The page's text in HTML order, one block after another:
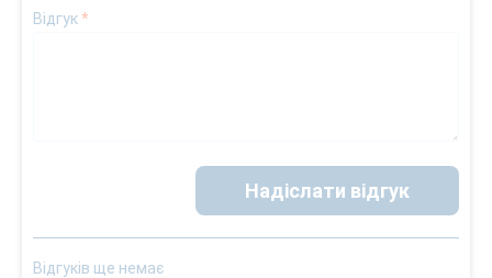
Відгук*
Надіслати відгук
Відгуків ще немає